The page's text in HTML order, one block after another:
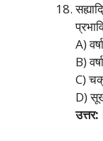
A)
B)
C)
D)
उत्तर: